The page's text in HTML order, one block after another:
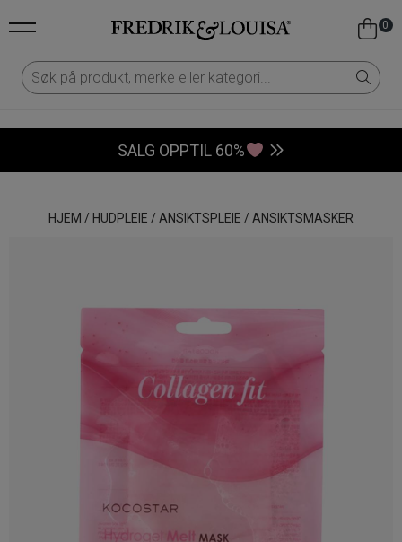
0
SALG OPPTIL 60%
HJEM / HUDPLEIE / ANSIKTSPLEIE / ANSIKTSMASKER